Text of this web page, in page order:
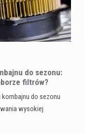
do sezonu:
filtrów?
do sezonu
wysokiej